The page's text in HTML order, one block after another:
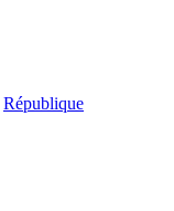
République